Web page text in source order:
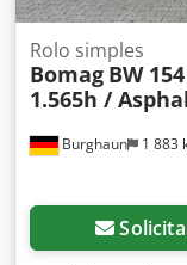
Burghaun 1 883
Rolo simples
Bomag BW
1.565h /